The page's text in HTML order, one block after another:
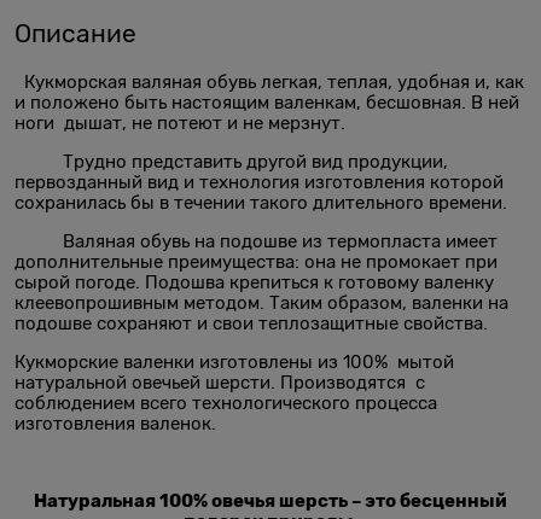
Описание
Кукморская валяная обувь легкая, теплая, удобная и, как
и положено быть настоящим валенкам, бесшовная. В ней
ноги дышат, не потеют и не мерзнут.
Трудно представить другой вид продукции,
первозданный вид и технология изготовления которой
сохранилась бы в течении такого длительного времени.
Валяная обувь на подошве из термопласта имеет
дополнительные преимущества: она не промокает при
сырой погоде. Подошва крепиться к готовому валенку
клеевопрошивным методом. Таким образом, валенки на
подошве сохраняют и свои теплозащитные свойства.
Кукморские валенки изготовлены из 100% мытой
натуральной овечьей шерсти. Производятся с
соблюдением всего технологического процесса
изготовления валенок.
Натуральная 100% овечья шерсть – это бесценный